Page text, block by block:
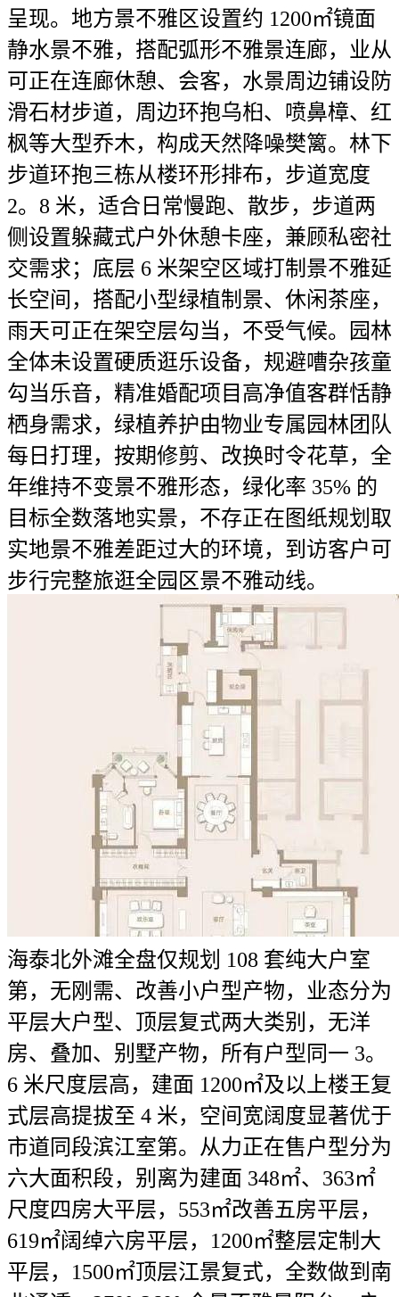
呈现。地方景不雅区设置约 1200㎡镜面
静水景不雅，搭配弧形不雅景连廊，业从
可正在连廊休憩、会客，水景周边铺设防
滑石材步道，周边环抱乌桕、喷鼻樟、红
枫等大型乔木，构成天然降噪樊篱。林下
步道环抱三栋从楼环形排布，步道宽度
2。8 米，适合日常慢跑、散步，步道两
侧设置躲藏式户外休憩卡座，兼顾私密社
交需求；底层 6 米架空区域打制景不雅延
长空间，搭配小型绿植制景、休闲茶座，
雨天可正在架空层勾当，不受气候。园林
全体未设置硬质逛乐设备，规避嘈杂孩童
勾当乐音，精准婚配项目高净值客群恬静
栖身需求，绿植养护由物业专属园林团队
每日打理，按期修剪、改换时令花草，全
年维持不变景不雅形态，绿化率 35% 的
目标全数落地实景，不存正在图纸规划取
实地景不雅差距过大的环境，到访客户可
步行完整旅逛全园区景不雅动线。
海泰北外滩全盘仅规划 108 套纯大户室
第，无刚需、改善小户型产物，业态分为
平层大户型、顶层复式两大类别，无洋
房、叠加、别墅产物，所有户型同一 3。
6 米尺度层高，建面 1200㎡及以上楼王复
式层高提拔至 4 米，空间宽阔度显著优于
市道同段滨江室第。从力正在售户型分为
六大面积段，别离为建面 348㎡、363㎡
尺度四房大平层，553㎡改善五房平层，
619㎡阔绰六房平层，1200㎡整层定制大
平层，1500㎡顶层江景复式，全数做到南